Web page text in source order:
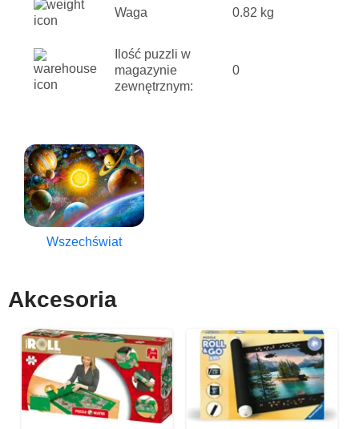
Waga 0.82 kg
Ilość puzzli w
magazynie
zewnętrznym:
0
Wszechświat
Akcesoria